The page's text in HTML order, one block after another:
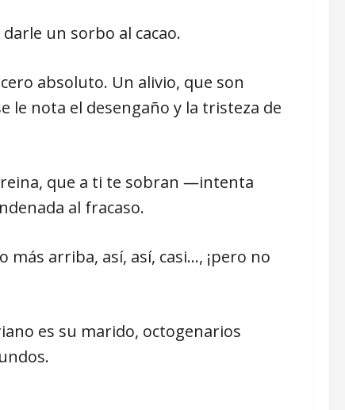
un sorbo al cacao.
absoluto. Un alivio, que son
le nota el desengaño y la tristeza de
reina, que a ti te sobran ―intenta
al fracaso.
arriba, así, así, casi…, ¡pero no
es su marido, octogenarios